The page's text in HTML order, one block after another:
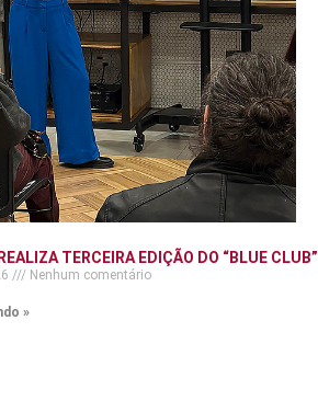
TERCEIRA EDIÇÃO DO “BLUE CLUB”
Nenhum comentário
»